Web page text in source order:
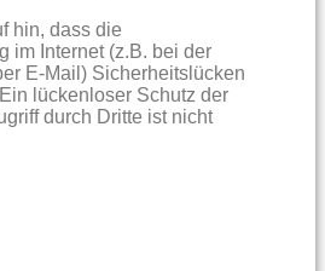
hin, dass die
im Internet (z.B. bei der
E-Mail) Sicherheitslücken
lückenloser Schutz der
durch Dritte ist nicht